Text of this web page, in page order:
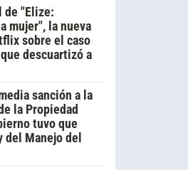
de "Elize:
mujer", la nueva
sobre el caso
descuartizó a
sanción a la
la Propiedad
tuvo que
del Manejo del